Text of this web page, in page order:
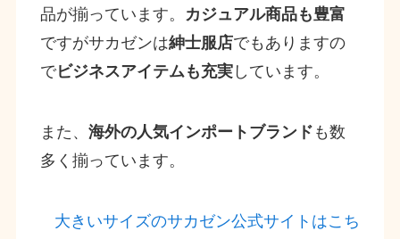
品が揃っています。
カジュアル商品も豊富
ですがサカゼンは紳士服店でもありますの
でビジネスアイテムも充実しています。
また、 海外の人気インポートブランド も数
多く揃っています。
大きいサイズのサカゼン公式サイトはこち